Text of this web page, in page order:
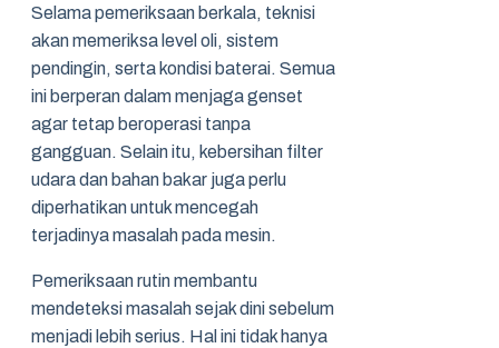
Selama pemeriksaan berkala, teknisi
akan memeriksa level oli, sistem
pendingin, serta kondisi baterai. Semua
ini berperan dalam menjaga genset
agar tetap beroperasi tanpa
gangguan. Selain itu, kebersihan filter
udara dan bahan bakar juga perlu
diperhatikan untuk mencegah
terjadinya masalah pada mesin.
Pemeriksaan rutin membantu
mendeteksi masalah sejak dini sebelum
menjadi lebih serius. Hal ini tidak hanya